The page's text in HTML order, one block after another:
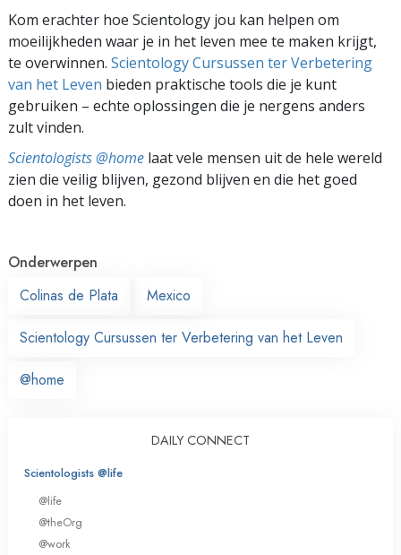
Kom erachter hoe Scientology jou kan helpen om
moeilijkheden waar je in het leven mee te maken krijgt,
te overwinnen. Scientology Cursussen ter Verbetering
van het Leven bieden praktische tools die je kunt
gebruiken – echte oplossingen die je nergens anders
zult vinden.
Scientologists @home laat vele mensen uit de hele wereld
zien die veilig blijven, gezond blijven en die het goed
doen in het leven.
Onderwerpen
Colinas de Plata
Mexico
Scientology Cursussen ter Verbetering van het Leven
@home
DAILY CONNECT
Scientologists @life
@life
@theOrg
@work